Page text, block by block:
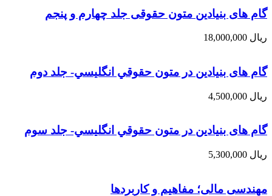
گام های بنیادین متون حقوقی جلد چهارم و پنجم
ریال
گام های بنیادین در متون حقوقي انگليسي- جلد دوم
ریال
گام های بنیادین در متون حقوقي انگليسي- جلد سوم
ریال
مهندسی مالی؛ مفاهیم و کاربردها